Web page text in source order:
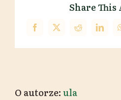
Share
Facebook
X Reddit
O autorze:ula